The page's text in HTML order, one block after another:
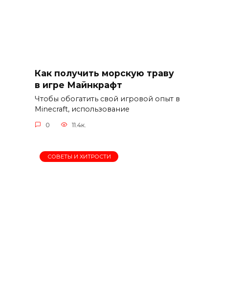
Как получить морскую траву
в игре Майнкрафт
Чтобы обогатить свой игровой опыт в
Minecraft, использование
0 11.4к.
СОВЕТЫ И ХИТРОСТИ